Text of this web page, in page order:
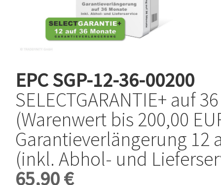
EPCSGP-12-36-00200
SELECTGARANTIE+ auf
(Warenwert bis 200,00
Garantieverlängerung 12
(inkl. Abhol- und
65,90 €